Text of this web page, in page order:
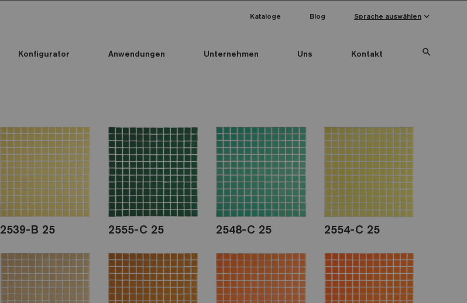
Konfigurator Anwendungen Unternehmen Uns Kontakt search
Kataloge Blog Sprache auswählen keyboard_arrow_down
2539-B 25 2555-C 25 2548-C 25 2554-C 25